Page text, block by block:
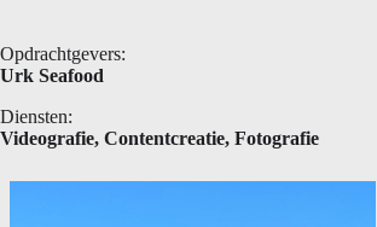
Opdrachtgevers:
Urk Seafood
Diensten:
Videografie, Contentcreatie, Fotografie